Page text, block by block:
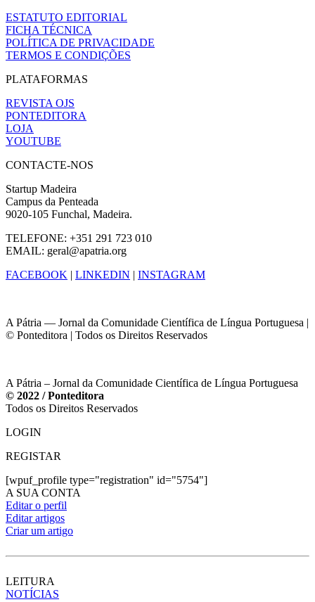
ESTATUTO EDITORIAL
FICHA TÉCNICA
POLÍTICA DE PRIVACIDADE
TERMOS E CONDIÇÕES
PLATAFORMAS
REVISTA OJS
PONTEDITORA
LOJA
YOUTUBE
CONTACTE-NOS
Startup Madeira
Campus da Penteada
9020-105 Funchal, Madeira.
TELEFONE: +351 291 723 010
EMAIL: geral@apatria.org
FACEBOOK | LINKEDIN | INSTAGRAM
A Pátria — Jornal da Comunidade Científica de Língua Portuguesa |
© Ponteditora | Todos os Direitos Reservados
A Pátria – Jornal da Comunidade Científica de Língua Portuguesa
© 2022 / Ponteditora
Todos os Direitos Reservados
LOGIN
REGISTAR
[wpuf_profile type="registration" id="5754"]
A SUA CONTA
Editar o perfil
Editar artigos
Criar um artigo
LEITURA
NOTÍCIAS